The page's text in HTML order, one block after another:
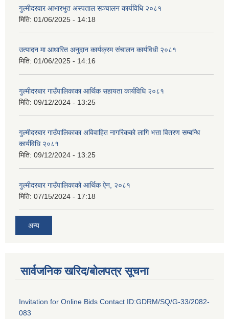
गुल्मीदरवार आभारभुत अस्पताल सञ्चालन कार्यविधि २०८१
मिति: 01/06/2025 - 14:18
उत्पादन मा आधारित अनुदान कार्यक्रम संचालन कार्यविधी २०८१
मिति: 01/06/2025 - 14:16
गुल्मीदरबार गाउँपालिकाका आर्थिक सहायता कार्यविधि २०८१
मिति: 09/12/2024 - 13:25
गुल्मीदरबार गाउँपालिकाका अविवाहित नागरिकको लागि भत्ता वितरण सम्बन्धि
कार्यविधि २०८१
मिति: 09/12/2024 - 13:25
गुल्मीदरबार गाउँपालिकाको आर्थिक ऐन, २०८१
मिति: 07/15/2024 - 17:18
अन्य
सार्वजनिक खरिद/बोलपत्र सूचना
Invitation for Online Bids Contact ID:GDRM/SQ/G-33/2082-
083